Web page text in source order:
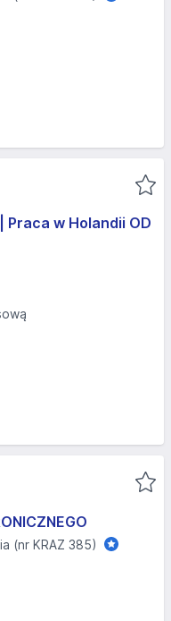
Praca w Holandii OD
(nr KRAZ 385)